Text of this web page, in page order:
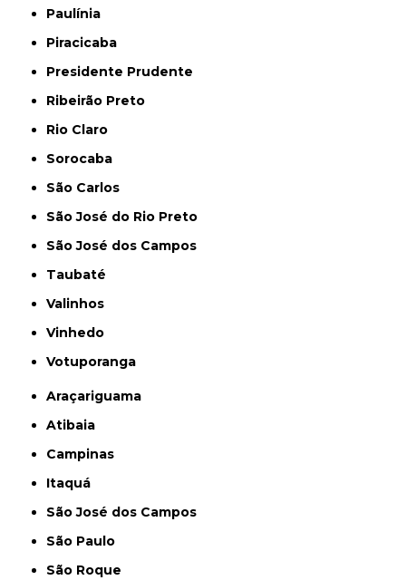
Paulínia
Piracicaba
Presidente Prudente
Ribeirão Preto
Rio Claro
Sorocaba
São Carlos
São José do Rio Preto
São José dos Campos
Taubaté
Valinhos
Vinhedo
Votuporanga
Araçariguama
Atibaia
Campinas
Itaquá
São José dos Campos
São Paulo
São Roque